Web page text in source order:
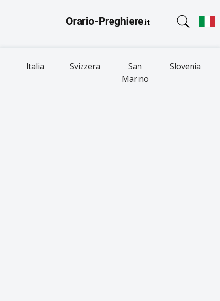
Italia Svizzera
San
Marino
Slovenia